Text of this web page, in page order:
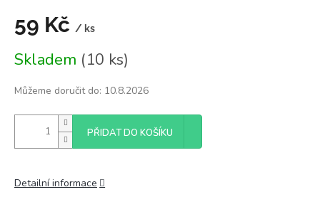
59 Kč / ks
cena:
Skladem (10 ks)
Můžeme doručit do: 10.8.2026
PŘIDAT DO KOŠÍKU
Detailní informace